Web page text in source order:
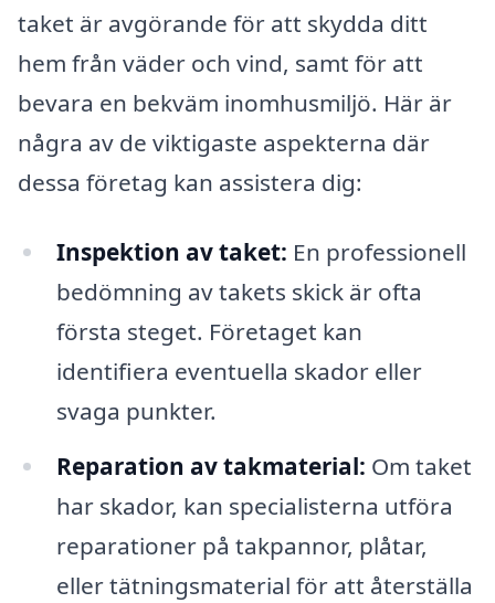
taket är avgörande för att skydda ditt
hem från väder och vind, samt för att
bevara en bekväm inomhusmiljö. Här är
några av de viktigaste aspekterna där
dessa företag kan assistera dig:
Inspektion av taket: En professionell
bedömning av takets skick är ofta
första steget. Företaget kan
identifiera eventuella skador eller
svaga punkter.
Reparation av takmaterial: Om taket
har skador, kan specialisterna utföra
reparationer på takpannor, plåtar,
eller tätningsmaterial för att återställa